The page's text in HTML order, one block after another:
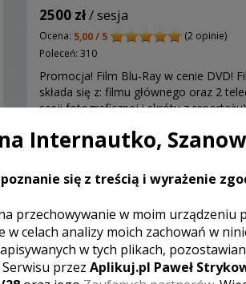
2500 zł/ sesja
Ocena: 5,00 / 5
(2 opinie)
Poleceń: 310
Promocja! Film Blu-Ray w cenie DVD!
składa się z: filmu głównego oraz 2
sesji fotograficznej i skrótu z
Zobacz więcej
Internautko,
się z treścią i wyrażenie
przechowywanie w moim urządzeniu
w celach analizy moich zachowań w
w tych plikach,
przez Aplikuj.pl Paweł